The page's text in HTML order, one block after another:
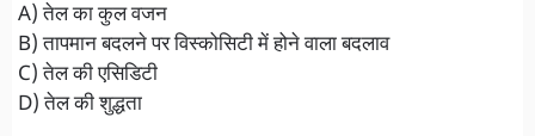
A) तेल का कुल वजन
B) तापमान बदलने पर विस्कोसिटी में होने वाला बदलाव
C) तेल की एसिडिटी
D) तेल की शुद्धता